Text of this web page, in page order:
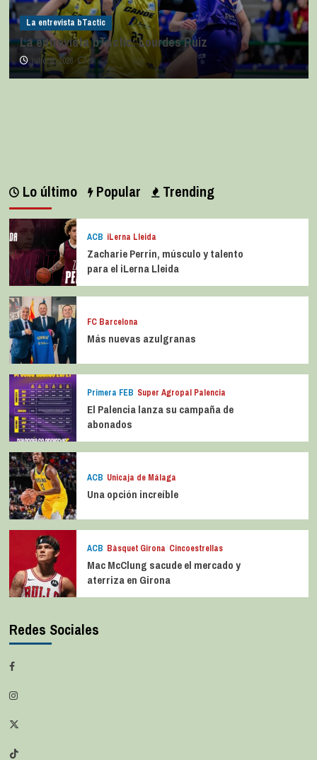
La entrevista bTactic
La entrevista bTactic: Lourdes Ruiz
julio 11, 2026 0
Lo último Popular Trending
ACB iLerna Lleida
Zacharie Perrin, músculo y talento
para el iLerna Lleida
FC Barcelona
Más nuevas azulgranas
Primera FEB Super Agropal Palencia
El Palencia lanza su campaña de
abonados
ACB Unicaja de Málaga
Una opción increíble
ACB Bàsquet Girona Cincoestrellas
Mac McClung sacude el mercado y
aterriza en Girona
Redes Sociales